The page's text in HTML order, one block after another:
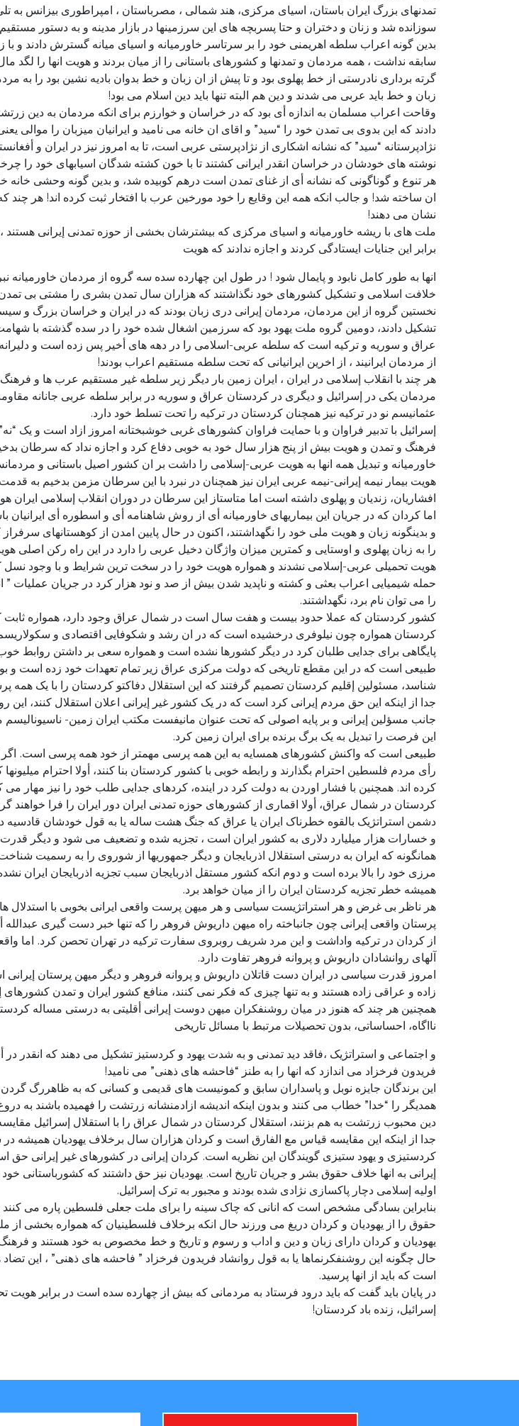
تمدنهای بزرگ ایران باستان، اسیای مرکزی، هند شمالی ، مصرباستان ، امپراطوری بیزانس به تلی
سوزانده شد و زنان و دختران و حتا پسربچه های این سرزمینها در بازار مدینه و به دستور
بدین گونه اعراب سلطه اهریمنی خود را بر سرتاسر خاورمیانه و اسیای میانه گسترش دادند و
سابقه نداشت ، همه مردمان و تمدنها و کشورهای باستانی را از میان بردند و هویت انها را لگد
گرته برداری نادرستی از خط پهلوی بود و تا پیش از ان زبان و خط بدوان بادیه نشین بود را به
زبان و خط باید عربی می شدند و دین هم البته تنها باید دین اسلام می بود!
وقاحت اعراب مسلمان به اندازه أی بود که در خراسان و خوارزم برای انکه مردمان به دین
دادند که این بدوی بی تمدن خود را “سید” و اقای ان خانه می نامید و ایرانیان میزبان را موالی
نژادپرستانه “سید” که نشانه اشکاری از نژادپرستی عربی است، تا به امروز نیز در ایران و
نوشته های خودشان در خراسان انقدر ایرانی کشتند تا با خون کشته شدگان اسیابهای خود را
هر تنوع و گوناگونی که نشانه أی از غنای تمدن است درهم کوبیده شد، و بدین گونه وحشی خانه
ان ساخته شد! و جالب انکه همه این وقایع را خود مورخین عرب با افتخار ثبت کرده اند! هر چند
نشان می دهند!
ملت های با ریشه خاورمیانه و اسیای مرکزی که بیشترشان بخشی از حوزه تمدنی إیرانی
برابر این جنایات ایستادگی کردند و اجازه ندادند که هویت
انها به طور کامل نابود و پایمال شود ! در طول این چهارده سده سه گروه از مردمان
خلافت اسلامی و تشکیل کشورهای خود نگذاشتند که هزاران سال تمدن بشری را مشتی بی تمدن
نخستین گروه از این مردمان، مردمان إیرانی دری زبان بودند که در ایران و خراسان بزرگ و
تشکیل دادند، دومین گروه ملت یهود بود که سرزمین اشغال شده خود را در سده گذشته با
عراق و سوریه و ترکیه است که سلطه عربی-اسلامی را در دهه های أخیر پس زده است و
از مردمان ایرانیند ، از اخرین ایرانیانی که تحت سلطه مستقیم اعراب بودند!
هر چند با انقلاب إسلامی در ایران ، ایران زمین بار دیگر زیر سلطه غیر مستقیم عرب ها و
مردمان یکی در إسرائیل و دیگری در کردستان عراق و سوریه در برابر سلطه عربی جانانه
عثمانیسم نو در ترکیه نیز همچنان کردستان در ترکیه را تحت تسلط خود دارد.
إسرائیل با تدبیر فراوان و با حمایت فراوان کشورهای غربی خوشبختانه امروز ازاد است و یک
فرهنگ و تمدن و هویت بیش از پنج هزار سال خود به خوبی دفاع کرد و اجازه نداد که سرطان
خاورمیانه و تبدیل همه انها به هویت عربی-إسلامی را داشت بر ان کشور اصیل باستانی و
هویت بیمار نیمه إیرانی-نیمه عربی ایران نیز همچنان در نبرد با این سرطان مزمن بدخیم به
افشاریان، زندیان و پهلوی داشته است اما متاستاز این سرطان در دوران انقلاب إسلامی ایران
اما کردان که در جریان این بیماریهای خاورمیانه أی از روش شاهنامه أی و اسطوره أی ایرانیان
و بدینگونه زبان و هویت ملی خود را نگهداشتند، اکنون در حال پایین امدن از کوهستانهای
را به زبان پهلوی و اوستایی و کمترین میزان واژگان دخیل عربی را دارد در این راه رکن اصلی
هویت تحمیلی عربی-إسلامی نشدند و همواره هویت خود را در سخت ترین شرایط و با وجود نسل
حمله شیمیایی اعراب بعثی و کشته و ناپدید شدن بیش از صد و نود هزار کرد در جریان
را می توان نام برد، نگهداشتند.
کشور کردستان که عملا حدود بیست و هفت سال است در شمال عراق وجود دارد، همواره ثابت
کردستان همواره چون نیلوفری درخشیده است که در ان رشد و شکوفایی اقتصادی و
پایگاهی برای جدایی طلبان کرد در دیگر کشورها نشده است و همواره سعی بر داشتن روابط
طبیعی است که در این مقطع تاریخی که دولت مرکزی عراق زیر تمام تعهدات خود زده است
شناسد، مسئولین إقلیم کردستان تصمیم گرفتند که این استقلال دفاکتو کردستان را با یک همه
جدا از اینکه این حق مردم إیرانی کرد است که در یک کشور غیر إیرانی اعلان استقلال کنند،
جانب مسؤلین إیرانی و بر پایه اصولی که تحت عنوان مانیفست مکتب ایران زمین- ناسیونالیسم
این فرصت را تبدیل به یک برگ برنده برای ایران زمین کرد.
طبیعی است که واکنش کشورهای همسایه به این همه پرسی مهمتر از خود همه پرسی است. اگر
رأی مردم فلسطین احترام بگذارند و رابطه خوبی با کشور کردستان بنا کنند، أولا احترام
کرده اند. همچنین با فشار اوردن به دولت کرد در اینده، کردهای جدایی طلب خود را نیز مهار می
کردستان در شمال عراق، أولا اقماری از کشورهای حوزه تمدنی ایران دور ایران را فرا خواهند
دشمن استراتژیک بالقوه خطرناک ایران یا عراق که جنگ هشت ساله یا به قول خودشان قادسیه
و خسارات هزار میلیارد دلاری به کشور ایران است ، تجزیه شده و تضعیف می شود و دیگر
همانگونه که ایران به درستی استقلال اذربایجان و دیگر جمهوریها از شوروی را به رسمیت
مرزی خود را بالا برده است و دوم انکه کشور مستقل اذربایجان سبب تجزیه اذربایجان ایران
همیشه خطر تجزیه کردستان ایران را از میان خواهد برد.
هر ناظر بی غرض و هر استراتژیست سیاسی و هر میهن پرست واقعی ایرانی بخوبی با استدلال های
پرستان واقعی إیرانی چون جانباخته راه میهن داریوش فروهر را که تنها خبر دست گیری
از کردان در ترکیه واداشت و این مرد شریف روبروی سفارت ترکیه در تهران تحصن کرد. اما
آلهای روانشادان داریوش و پروانه فروهر تفاوت دارد.
امروز قدرت سیاسی در ایران دست قاتلان داریوش و پروانه فروهر و دیگر میهن پرستان
زاده و عراقی زاده هستند و به تنها چیزی که فکر نمی کنند، منافع کشور ایران و تمدن کشورهای
همچنین هر چند که هنوز در میان روشنفکران میهن دوست إیرانی أقلیتی به درستی مساله
نااگاه، احساساتی، بدون تحصیلات مرتبط با مسائل تاریخی
و اجتماعی و استراتژیک ،فاقد دید تمدنی و به شدت یهود و کردستیز تشکیل می دهند که انقدر در
فریدون فرخزاد می اندازد که انها را به طنز “فاحشه های ذهنی” می نامید!
این برندگان جایزه نوبل و پاسداران سابق و کمونیست های قدیمی و کسانی که به ظاهررگ
همدیگر را “خدا” خطاب می کنند و بدون اینکه اندیشه ازادمنشانه زرتشت را فهمیده باشند به
دین محبوب زرتشت به هم بزنند، استقلال کردستان در شمال عراق را با استقلال إسرائیل
جدا از اینکه این مقایسه قیاس مع الفارق است و کردان هزاران سال برخلاف یهودیان همیشه
کردستیزی و یهود ستیزی گویندگان این نظریه است. کردان إیرانی در کشورهای غیر إیرانی حق
إیرانی به انها خلاف حقوق بشر و جریان تاریخ است. یهودیان نیز حق داشتند که
اولیه إسلامی دچار پاکسازی نژادی شده بودند و مجبور به ترک إسرائیل.
بنابراین بسادگی مشخص است که انانی که چاک سینه را برای ملت جعلی فلسطین پاره می
حقوق را از یهودیان و کردان دریغ می ورزند حال انکه برخلاف فلسطینیان که همواره بخشی از
یهودیان و کردان دارای زبان و دین و اداب و رسوم و تاریخ و خط مخصوص به خود هستند و
حال چگونه این روشنفکرنماها یا به قول روانشاد فریدون فرخزاد ” فاحشه های ذهنی” ، این
است که باید از انها پرسید.
در پایان باید گفت که باید درود فرستاد به مردمانی که بیش از چهارده سده است در برابر هویت
إسرائیل، زنده باد کردستان!